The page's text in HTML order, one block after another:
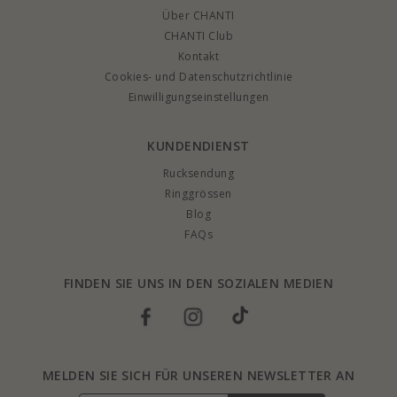
Über CHANTI
CHANTI Club
Kontakt
Cookies- und Datenschutzrichtlinie
Einwilligungseinstellungen
KUNDENDIENST
Rucksendung
Ringgrössen
Blog
FAQs
FINDEN SIE UNS IN DEN SOZIALEN MEDIEN
MELDEN SIE SICH FÜR UNSEREN NEWSLETTER AN